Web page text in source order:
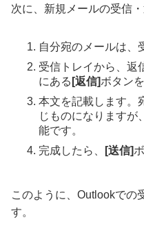
次に、新規メールの受信
自分宛のメールは、
受信トレイから、返
にある [返信]ボタン
本文を記載します。
じものになりますが
能です。
完成したら、
[送信]
このように、Outlookでの
す。